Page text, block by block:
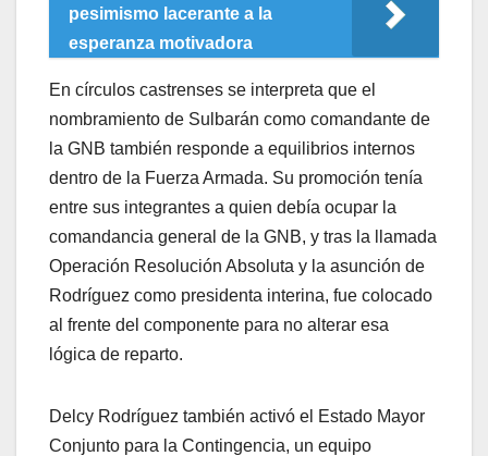
pesimismo lacerante a la
esperanza motivadora
En círculos castrenses se interpreta que el
nombramiento de Sulbarán como comandante de
la GNB también responde a equilibrios internos
dentro de la Fuerza Armada. Su promoción tenía
entre sus integrantes a quien debía ocupar la
comandancia general de la GNB, y tras la llamada
Operación Resolución Absoluta y la asunción de
Rodríguez como presidenta interina, fue colocado
al frente del componente para no alterar esa
lógica de reparto.
Delcy Rodríguez también activó el Estado Mayor
Conjunto para la Contingencia, un equipo